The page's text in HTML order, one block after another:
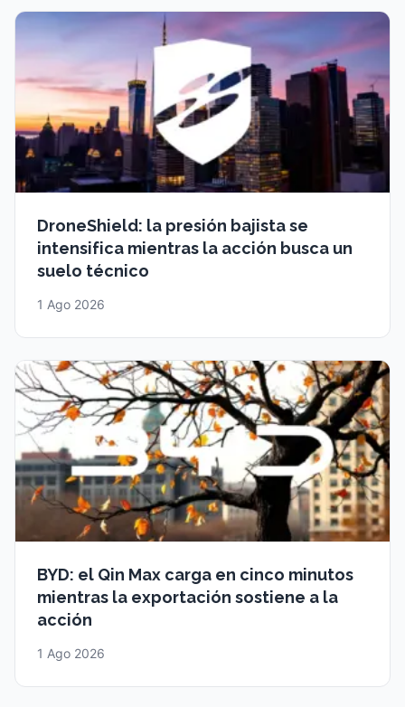
DroneShield: la presión bajista se
intensifica mientras la acción busca un
suelo técnico
1 Ago 2026
BYD: el Qin Max carga en cinco minutos
mientras la exportación sostiene a la
acción
1 Ago 2026